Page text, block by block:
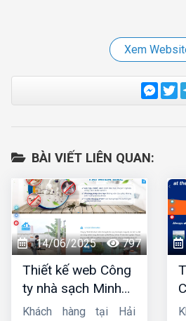
Xem
BÀI VIẾT LIÊN QUAN:
14/06/2025 797
Thiết kế web Công
ty nhà sạch Minh
Dương
Khách hàng tại Hải